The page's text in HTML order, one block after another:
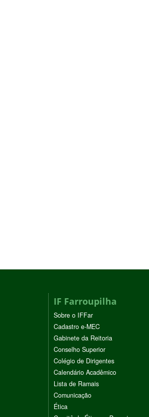
IF Farroupilha
Sobre o IFFar
Cadastro e-MEC
Gabinete da Reitoria
Conselho Superior
Colégio de Dirigentes
Calendário Acadêmico
Lista de Ramais
Comunicação
Ética